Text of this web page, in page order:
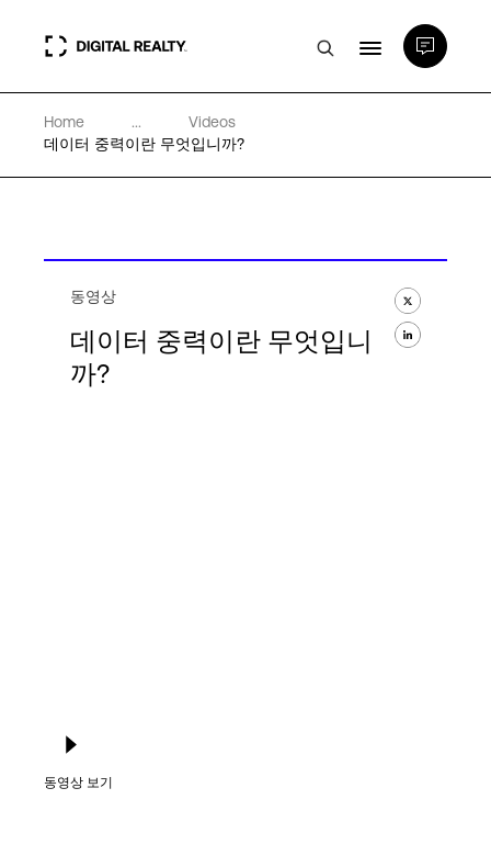
데이터 센터
전문성 및 리소스
Home ...
Videos
데이터 중력이란 무엇입니까?
동영상
데이터 중력이란 무엇입니
까?
동영상 보기